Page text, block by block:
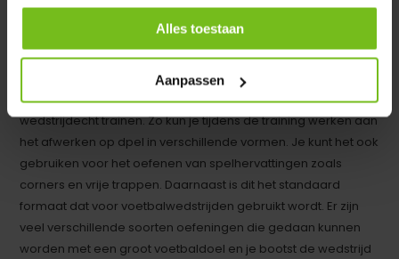
Alles toestaan
Aanpassen
Vergelijk
Een senior voetbaldoel is een geweldige aanvulling op elke
training of wedstrijd. Met een groot voetbaldoel kun je
wedstrijdecht trainen. Zo kun je tijdens de training werken aan
het afwerken op dpel in verschillende vormen. Je kunt het ook
gebruiken voor het oefenen van spelhervattingen zoals
corners en vrije trappen. Daarnaast is dit het standaard
formaat dat voor voetbalwedstrijden gebruikt wordt. Er zijn
veel verschillende soorten oefeningen die gedaan kunnen
worden met een groot voetbaldoel en je bootst de wedstrijd